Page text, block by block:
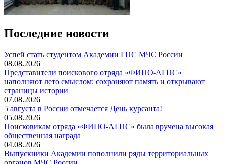
Последние новости
️Успей стать студентом Академии ГПС МЧС России
08.08.2026
Представители поискового отряда «ФИПО-АГПС»
наполняют лето смыслом: сохраняют память и открывают
страницы истории
07.08.2026
5 августа в России отмечается День курсанта!
05.08.2026
Поисковикам отряда «ФИПО-АГПС» была вручена высокая
общественная награда
04.08.2026
Выпускники Академии пополнили ряды территориальных